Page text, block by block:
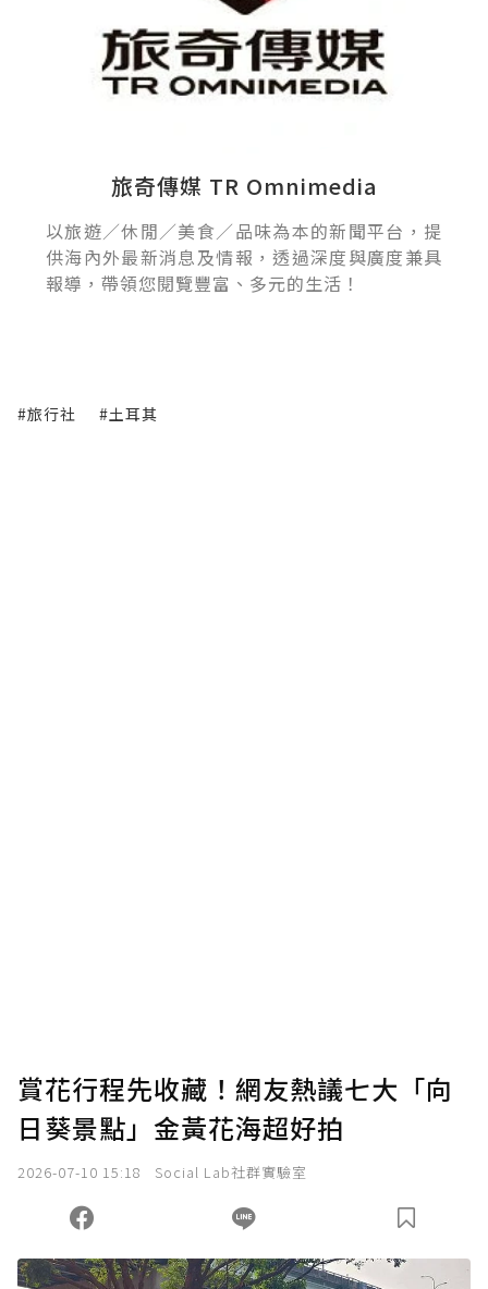
旅奇傳媒 TR Omnimedia
以旅遊／休閒／美食／品味為本的新聞平台，提
供海內外最新消息及情報，透過深度與廣度兼具
報導，帶領您閱覽豐富、多元的生活！
#旅行社 #土耳其
賞花行程先收藏！網友熱議七大「向
日葵景點」金黃花海超好拍
2026-07-10 15:18 Social Lab社群實驗室